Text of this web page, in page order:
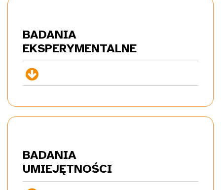
BADANIA
EKSPERYMENTALNE
+
BADANIA
UMIEJĘTNOŚCI